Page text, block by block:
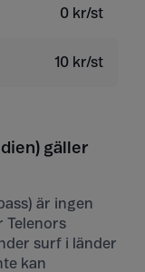
0 kr/st
10 kr/st
gäller
är ingen
Telenors
surf i länder
kan